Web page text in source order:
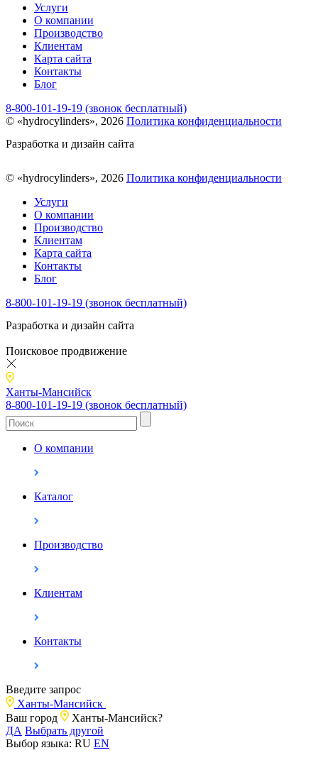
Услуги
О компании
Производство
Клиентам
Карта сайта
Контакты
Блог
8-800-101-19-19 (звонок бесплатный)
© «hydrocylinders», 2026 Политика конфиденциальности
Разработка и дизайн сайта
© «hydrocylinders», 2026 Политика конфиденциальности
Услуги
О компании
Производство
Клиентам
Карта сайта
Контакты
Блог
8-800-101-19-19 (звонок бесплатный)
Разработка и дизайн сайта
Поисковое продвижение
Ханты-Мансийск
8-800-101-19-19 (звонок бесплатный)
О компании
Каталог
Производство
Клиентам
Контакты
Введите запрос
Ханты-Мансийск
Ваш город
Ханты-Мансийск?
ДА Выбрать другой
Выбор языка: RU EN